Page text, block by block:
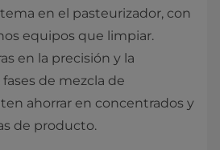
en el pasteurizador, con
equipos que limpiar.
en la precisión y la
de mezcla de
ahorrar en concentrados y
de producto.